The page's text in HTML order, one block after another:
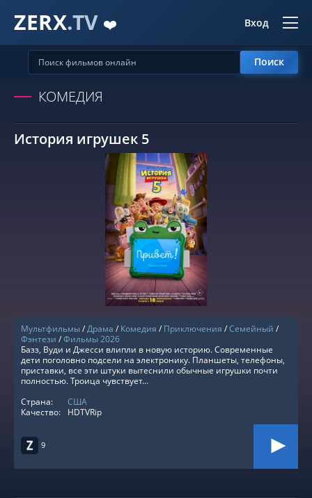
ZERX.TV ❤️ Вход
Поиск
КОМЕДИЯ
История игрушек 5
СМОТРЕТЬ ОНЛАЙН
Мультфильмы/Драма / Комедия / Приключения /Семейный /
Фэнтези /Фильмы 2026
9
Базз, Вуди и Джесси влипли в новую историю. Современные
дети поголовно подсели на электронику. Планшеты, телефоны,
приставки, все эти штуки вытеснили обычные игрушки почти
полностью. Троица чувствует...
Страна:
США
Качество:
HDTVRip